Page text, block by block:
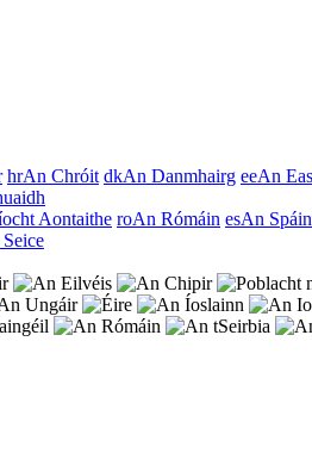
hrAn Chróit dkAn Danmhairg eeAn
Aontaithe roAn Rómáin esAn